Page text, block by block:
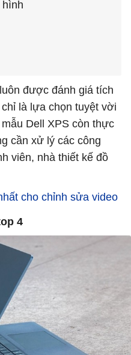
được đánh giá tích
là lựa chọn tuyệt vời
Dell XPS còn thực
cần xử lý các công
viên, nhà thiết kế đồ
cho chỉnh sửa video
4